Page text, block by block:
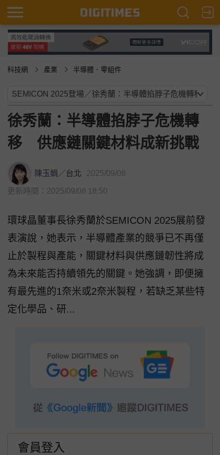
科技網 產業 半導體．零組件
徐秀蘭：半導體掐脖子危機轉
移 供應鏈關鍵材料成新挑戰
陳玉娟／台北 2025/09/08
更新時間：2025/09/08 18:50
環球晶董事長徐秀蘭於SEMICON 2025展前發
表演說，她表示，半導體產業的競爭已不再僅
止於製程與產能，關鍵材料與供應鏈韌性將成
為未來能否持續領先的關鍵。她強調，即便擁
有最先進的1奈米或2奈米製程，若缺乏某些特
定化學品、研...
會員登入